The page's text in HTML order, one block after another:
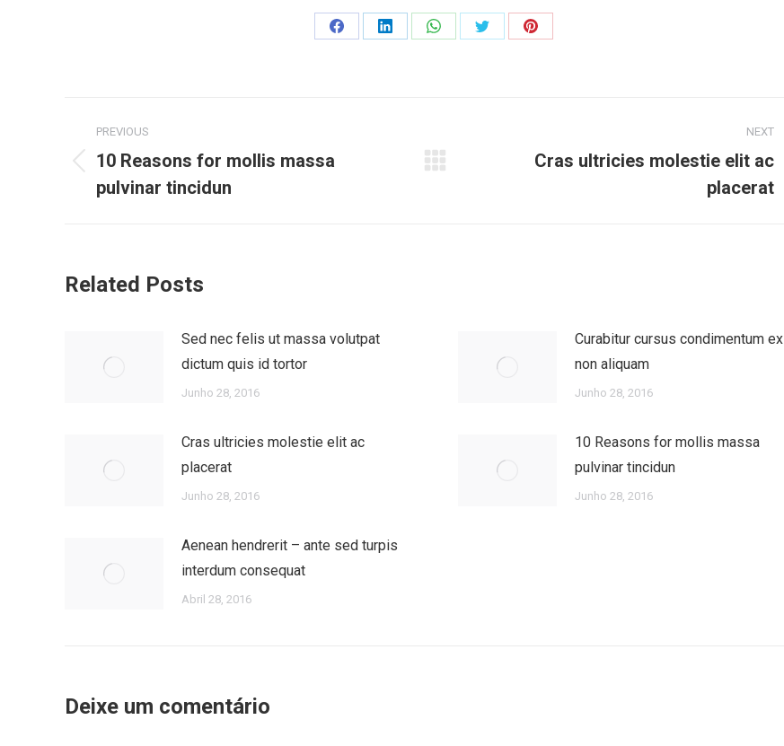
Share
Share
Share
Share
Share
navigation
PREVIOUS
Previous
post:
10 Reasons for mollis massa
pulvinar tincidun
NEXT
Cras ultricies molestie elit ac
placerat
Related Posts
Sed nec felis ut massa volutpat
dictum quis id tortor
Junho 28, 2016
Curabitur cursus condimentum ex
non aliquam
Junho 28, 2016
Cras ultricies molestie elit ac
placerat
Junho 28, 2016
10 Reasons for mollis massa
pulvinar tincidun
Junho 28, 2016
Aenean hendrerit – ante sed turpis
interdum consequat
Abril 28, 2016
Deixe um comentário